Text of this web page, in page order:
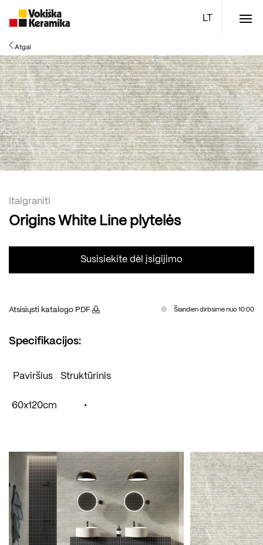
Atgal
Italgraniti
Origins White Line plytelės
Susisiekite dėl įsigijimo
Atsisiųsti katalogo PDF Šiandien dirbsime nuo 10:00
Specifikacijos:
Paviršius Struktūrinis
60x120cm •
Meniu
Plytelės
Vonios kambario įranga
Boen parketlentės
Specialūs pasiūlymai TOP